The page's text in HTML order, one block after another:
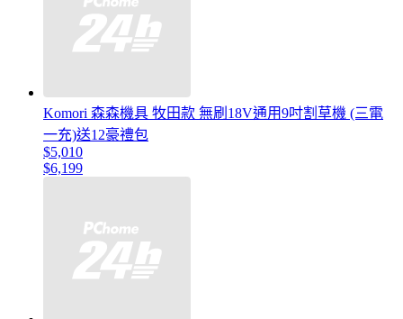
Komori 森森機具 牧田款 無刷18V通用9吋割草機 (三電
一充)送12豪禮包
$5,010
$6,199